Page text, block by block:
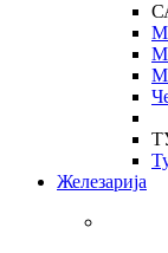
Железарија